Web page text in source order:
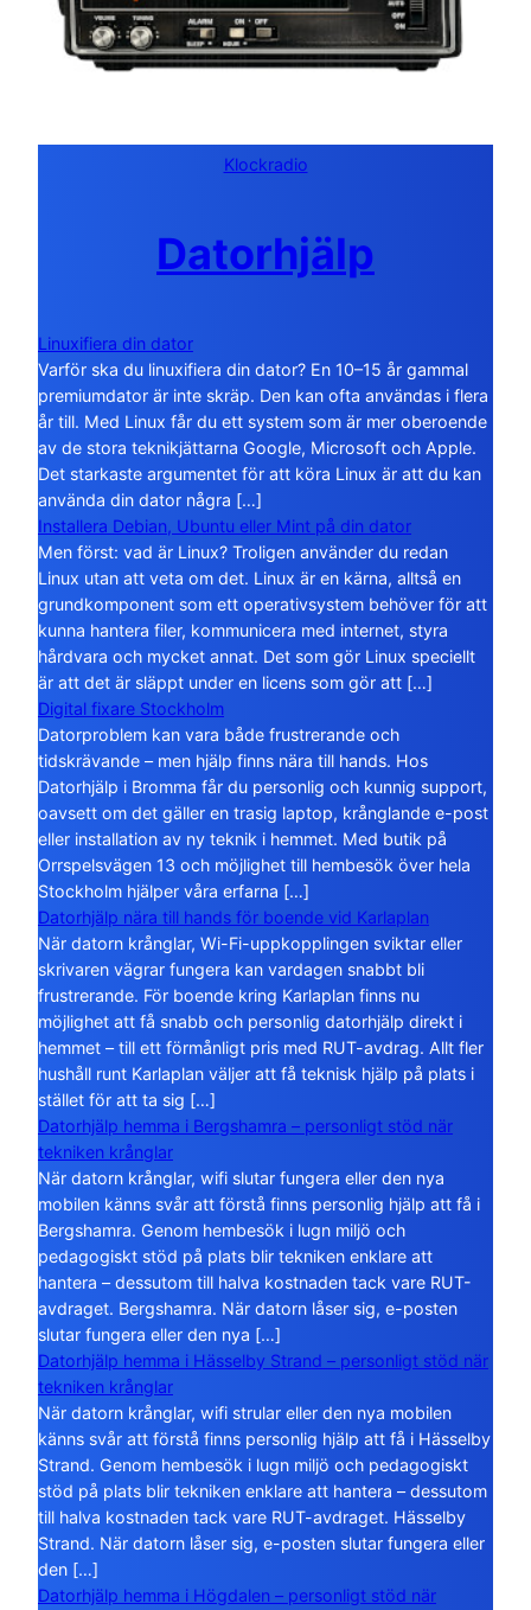
Klockradio
Datorhjälp
Linuxifiera din dator
Varför ska du linuxifiera din dator? En 10–15 år gammal
premiumdator är inte skräp. Den kan ofta användas i flera
år till. Med Linux får du ett system som är mer oberoende
av de stora teknikjättarna Google, Microsoft och Apple.
Det starkaste argumentet för att köra Linux är att du kan
använda din dator några […]
Installera Debian, Ubuntu eller Mint på din dator
Men först: vad är Linux? Troligen använder du redan
Linux utan att veta om det. Linux är en kärna, alltså en
grundkomponent som ett operativsystem behöver för att
kunna hantera filer, kommunicera med internet, styra
hårdvara och mycket annat. Det som gör Linux speciellt
är att det är släppt under en licens som gör att […]
Digital fixare Stockholm
Datorproblem kan vara både frustrerande och
tidskrävande – men hjälp finns nära till hands. Hos
Datorhjälp i Bromma får du personlig och kunnig support,
oavsett om det gäller en trasig laptop, krånglande e-post
eller installation av ny teknik i hemmet. Med butik på
Orrspelsvägen 13 och möjlighet till hembesök över hela
Stockholm hjälper våra erfarna […]
Datorhjälp nära till hands för boende vid Karlaplan
När datorn krånglar, Wi-Fi-uppkopplingen sviktar eller
skrivaren vägrar fungera kan vardagen snabbt bli
frustrerande. För boende kring Karlaplan finns nu
möjlighet att få snabb och personlig datorhjälp direkt i
hemmet – till ett förmånligt pris med RUT-avdrag. Allt fler
hushåll runt Karlaplan väljer att få teknisk hjälp på plats i
stället för att ta sig […]
Datorhjälp hemma i Bergshamra – personligt stöd när
tekniken krånglar
När datorn krånglar, wifi slutar fungera eller den nya
mobilen känns svår att förstå finns personlig hjälp att få i
Bergshamra. Genom hembesök i lugn miljö och
pedagogiskt stöd på plats blir tekniken enklare att
hantera – dessutom till halva kostnaden tack vare RUT-
avdraget. Bergshamra. När datorn låser sig, e-posten
slutar fungera eller den nya […]
Datorhjälp hemma i Hässelby Strand – personligt stöd när
tekniken krånglar
När datorn krånglar, wifi strular eller den nya mobilen
känns svår att förstå finns personlig hjälp att få i Hässelby
Strand. Genom hembesök i lugn miljö och pedagogiskt
stöd på plats blir tekniken enklare att hantera – dessutom
till halva kostnaden tack vare RUT-avdraget. Hässelby
Strand. När datorn låser sig, e-posten slutar fungera eller
den […]
Datorhjälp hemma i Högdalen – personligt stöd när